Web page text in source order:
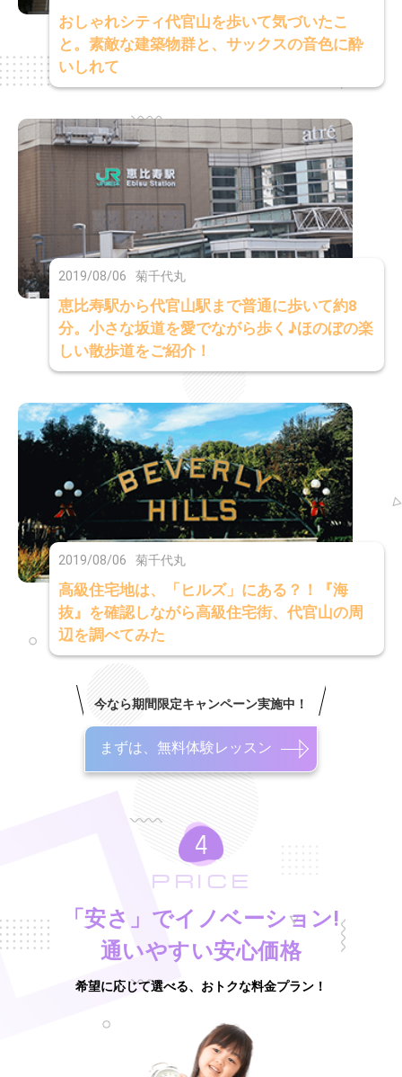
おしゃれシティ代官山を歩いて気づいたこ
と。素敵な建築物群と、サックスの音色に酔
いしれて
2019/08/06 菊千代丸
恵比寿駅から代官山駅まで普通に歩いて約8
分。小さな坂道を愛でながら歩く♪ほのぼの楽
しい散歩道をご紹介！
2019/08/06 菊千代丸
高級住宅地は、「ヒルズ」にある？！『海
抜』を確認しながら高級住宅街、代官山の周
辺を調べてみた
今なら期間限定キャンペーン実施中！
まずは、無料体験レッスン
PRICE
「安さ」でイノベーション!
通いやすい安心価格
希望に応じて選べる、おトクな料金プラン！